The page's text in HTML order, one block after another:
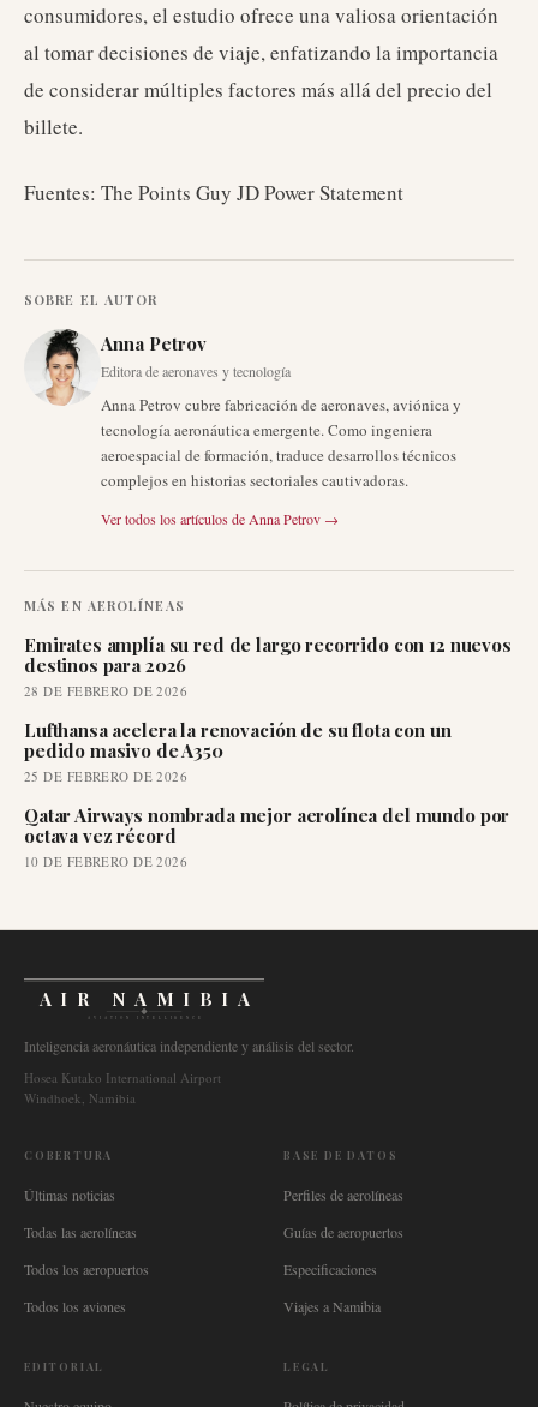
consumidores, el estudio ofrece una valiosa orientación
al tomar decisiones de viaje, enfatizando la importancia
de considerar múltiples factores más allá del precio del
billete.
Fuentes: The Points Guy JD Power Statement
SOBRE EL AUTOR
Anna Petrov
Editora de aeronaves y tecnología
Anna Petrov cubre fabricación de aeronaves, aviónica y
tecnología aeronáutica emergente. Como ingeniera
aeroespacial de formación, traduce desarrollos técnicos
complejos en historias sectoriales cautivadoras.
Ver todos los artículos de Anna Petrov →
MÁS EN AEROLÍNEAS
Emirates amplía su red de largo recorrido con 12 nuevos
destinos para 2026
28 DE FEBRERO DE 2026
Lufthansa acelera la renovación de su flota con un
pedido masivo de A350
25 DE FEBRERO DE 2026
Qatar Airways nombrada mejor aerolínea del mundo por
octava vez récord
10 DE FEBRERO DE 2026
AIR NAMIBIA
AVIATION INTELLIGENCE
Inteligencia aeronáutica independiente y análisis del sector.
Hosea Kutako International Airport
Windhoek, Namibia
COBERTURA
Últimas noticias
Todas las aerolíneas
Todos los aeropuertos
Todos los aviones
BASE DE DATOS
Perfiles de aerolíneas
Guías de aeropuertos
Especificaciones
Viajes a Namibia
EDITORIAL LEGAL